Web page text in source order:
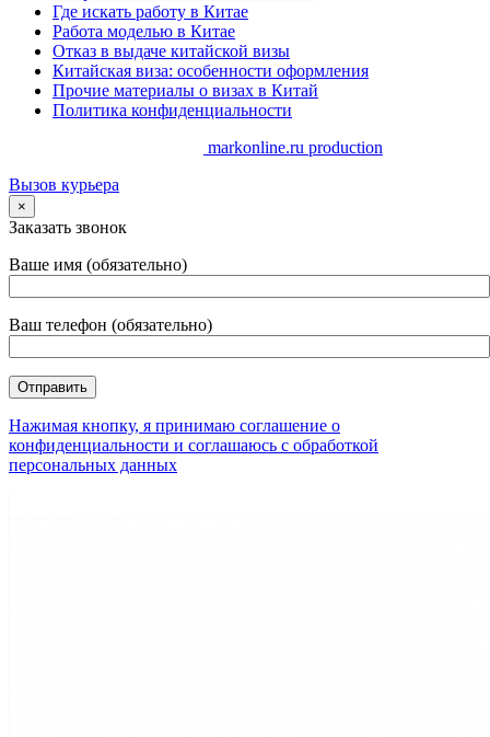
Где искать работу в Китае
Работа моделью в Китае
Отказ в выдаче китайской визы
Китайская виза: особенности оформления
Прочие материалы о визах в Китай
Политика конфиденциальности
markonline.ru production
Вызов курьера
×
Заказать звонок
Ваше имя (обязательно)
Ваш телефон (обязательно)
Нажимая кнопку, я принимаю соглашение о
конфиденциальности и соглашаюсь с обработкой
персональных данных